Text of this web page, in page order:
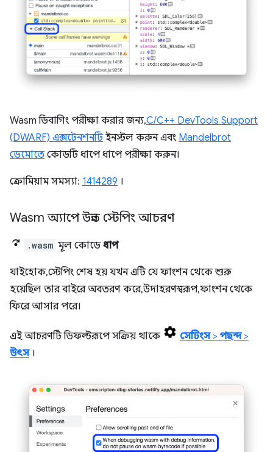
Wasm ডিবাগিং পরীক্ষা করার জন্য,C/C++ DevTools Support
(DWARF) এক্সটেনশনটিইনস্টল করুন এবং Mandelbrot
ডেমোতে কোডটি ধাপে ধাপে পরীক্ষা করুন।
ক্রোমিয়াম সমস্যা: 1414289 ।
Wasm অ্যাপে উন্নত স্টেপিং আচরণ
.wasm মূল কোডেধাপ
যাইহোক, স্টেপিং শেষ হয় যখন এটি যে ফাংশন থেকে শুরু
হয়েছিল তার বাইরে অবতরণ করে, উদাহরণস্বরূপ, ফাংশন থেকে
ফিরে আসার পরে।
এই আচরণটি ডিফল্টরূপে সক্রিয় থাকে সেটিংস> পছন্দ>
উৎস।